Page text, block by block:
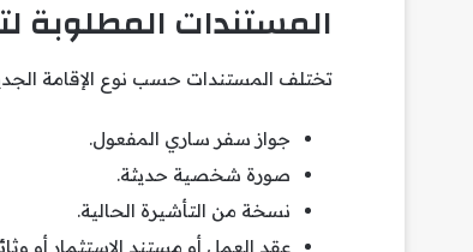
المستندات المطلوبة
تختلف المستندات حسب نوع الإقامة
جواز سفر ساري المفعول.
صورة شخصية حديثة.
نسخة من التأشيرة الحالية.
عقد العمل أو مستند الاستثمار أو